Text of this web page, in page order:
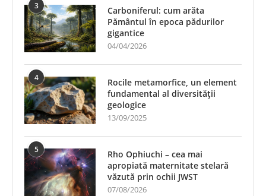
3
Carboniferul: cum arăta
Pământul în epoca pădurilor
gigantice
04/04/2026
4
Rocile metamorfice, un element
fundamental al diversității
geologice
13/09/2025
5
Rho Ophiuchi – cea mai
apropiată maternitate stelară
văzută prin ochii JWST
07/08/2026